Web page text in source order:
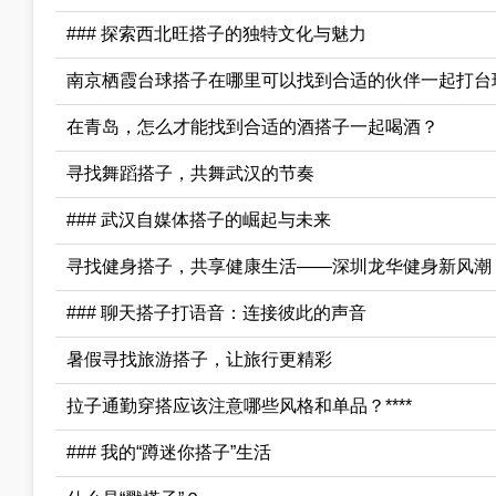
### 探索西北旺搭子的独特文化与魅力
南京栖霞台球搭子在哪里可以找到合适的伙伴一起打台
在青岛，怎么才能找到合适的酒搭子一起喝酒？
寻找舞蹈搭子，共舞武汉的节奏
### 武汉自媒体搭子的崛起与未来
寻找健身搭子，共享健康生活——深圳龙华健身新风潮
### 聊天搭子打语音：连接彼此的声音
暑假寻找旅游搭子，让旅行更精彩
拉子通勤穿搭应该注意哪些风格和单品？****
### 我的“蹲迷你搭子”生活